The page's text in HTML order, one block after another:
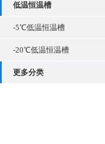
低温恒温槽
-5℃低温恒温槽
-20℃低温恒温槽
更多分类